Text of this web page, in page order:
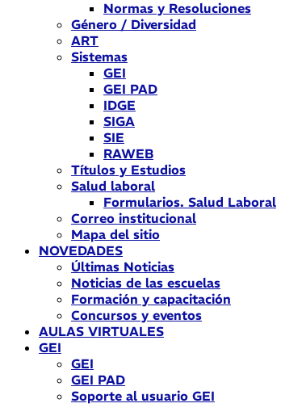
Normas y Resoluciones
Género / Diversidad
ART
Sistemas
GEI
GEI PAD
IDGE
SIGA
SIE
RAWEB
Títulos y Estudios
Salud laboral
Formularios. Salud Laboral
Correo institucional
Mapa del sitio
NOVEDADES
Últimas Noticias
Noticias de las escuelas
Formación y capacitación
Concursos y eventos
AULAS VIRTUALES
GEI
GEI
GEI PAD
Soporte al usuario GEI